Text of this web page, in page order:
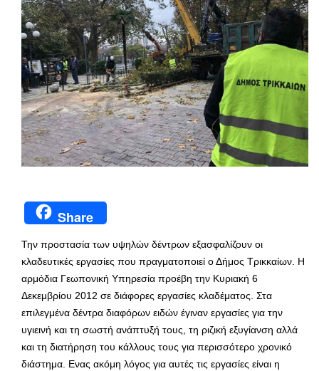
Share
Την προστασία των υψηλών δέντρων εξασφαλίζουν οι
κλαδευτικές εργασίες που πραγματοποιεί ο Δήμος Τρικκαίων. Η
αρμόδια Γεωπονική Υπηρεσία προέβη την Κυριακή 6
Δεκεμβρίου 2012 σε διάφορες εργασίες κλαδέματος. Στα
επιλεγμένα δέντρα διαφόρων ειδών έγιναν εργασίες για την
υγιεινή και τη σωστή ανάπτυξή τους, τη ριζική εξυγίανση αλλά
και τη διατήρηση του κάλλους τους για περισσότερο χρονικό
διάστημα. Ενας ακόμη λόγος για αυτές τις εργασίες είναι η